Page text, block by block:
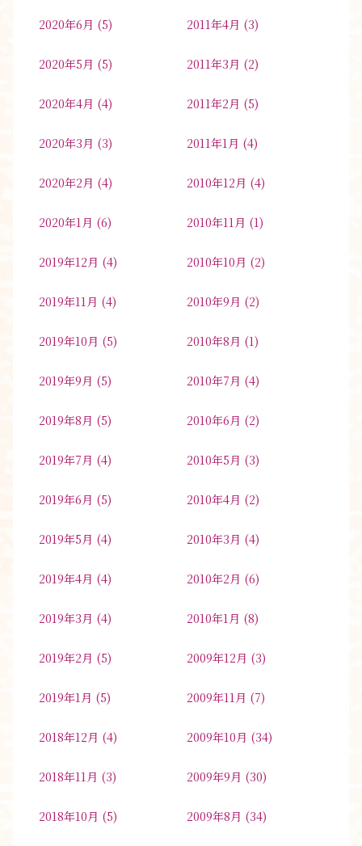
2020年6月 (5)
2020年5月 (5)
2020年4月 (4)
2020年3月 (3)
2020年2月 (4)
2020年1月 (6)
2019年12月 (4)
2019年11月 (4)
2019年10月 (5)
2019年9月 (5)
2019年8月 (5)
2019年7月 (4)
2019年6月 (5)
2019年5月 (4)
2019年4月 (4)
2019年3月 (4)
2019年2月 (5)
2019年1月 (5)
2018年12月 (4)
2018年11月 (3)
2018年10月 (5)
2011年4月 (3)
2011年3月 (2)
2011年2月 (5)
2011年1月 (4)
2010年12月 (4)
2010年11月 (1)
2010年10月 (2)
2010年9月 (2)
2010年8月 (1)
2010年7月 (4)
2010年6月 (2)
2010年5月 (3)
2010年4月 (2)
2010年3月 (4)
2010年2月 (6)
2010年1月 (8)
2009年12月 (3)
2009年11月 (7)
2009年10月 (34)
2009年9月 (30)
2009年8月 (34)